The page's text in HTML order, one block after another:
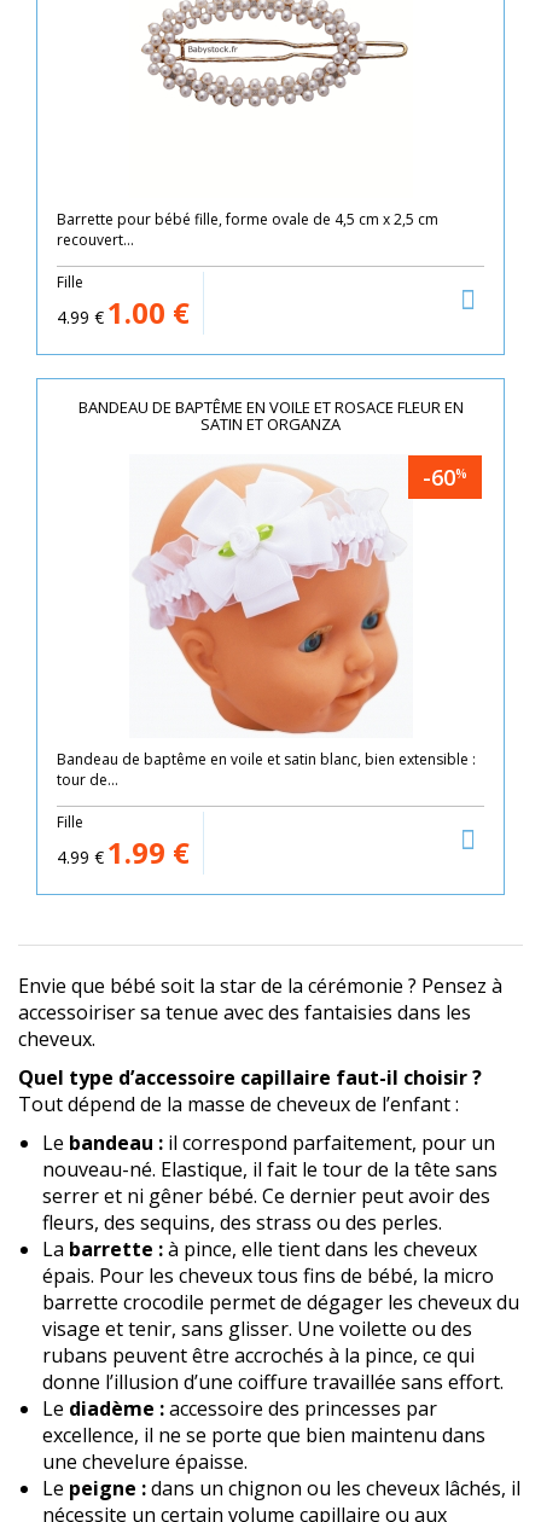
Barrette pour bébé fille, forme ovale de 4,5 cm x 2,5 cm
recouvert...
Fille
4.99 € 1.00 €
BANDEAU DE BAPTÊME EN VOILE ET ROSACE FLEUR EN
SATIN ET ORGANZA
-60%
Bandeau de baptême en voile et satin blanc, bien extensible :
tour de...
Fille
4.99 € 1.99 €
Envie que bébé soit la star de la cérémonie ? Pensez à
accessoiriser sa tenue avec des fantaisies dans les
cheveux.
Quel type d’accessoire capillaire faut-il choisir ?
Tout dépend de la masse de cheveux de l’enfant :
Le bandeau : il correspond parfaitement, pour un
nouveau-né. Elastique, il fait le tour de la tête sans
serrer et ni gêner bébé. Ce dernier peut avoir des
fleurs, des sequins, des strass ou des perles.
La barrette :à pince, elle tient dans les cheveux
épais. Pour les cheveux tous fins de bébé, la micro
barrette crocodile permet de dégager les cheveux du
visage et tenir, sans glisser. Une voilette ou des
rubans peuvent être accrochés à la pince, ce qui
donne l’illusion d’une coiffure travaillée sans effort.
Le diadème :accessoire des princesses par
excellence, il ne se porte que bien maintenu dans
une chevelure épaisse.
Le peigne :dans un chignon ou les cheveux lâchés, il
nécessite un certain volume capillaire ou aux